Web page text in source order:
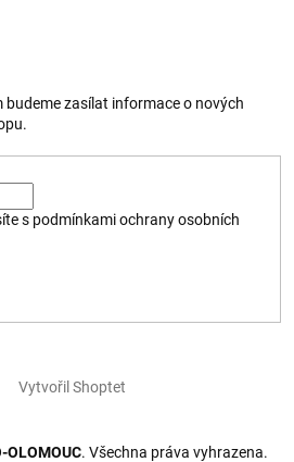
budeme zasílat informace o nových
s podmínkami ochrany osobních
Vytvořil Shoptet
OLOMOUC. Všechna práva vyhrazena.